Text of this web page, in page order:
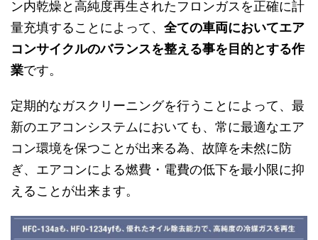
ン内乾燥と高純度再生されたフロンガスを正確に計
量充填することによって、 全ての車両においてエア
コンサイクルのバランスを整える事を目的とする作
業です。
定期的なガスクリーニングを行うことによって、最
新のエアコンシステムにおいても、常に最適なエア
コン環境を保つことが出来る為、故障を未然に防
ぎ、エアコンによる燃費・電費の低下を最小限に抑
えることが出来ます。